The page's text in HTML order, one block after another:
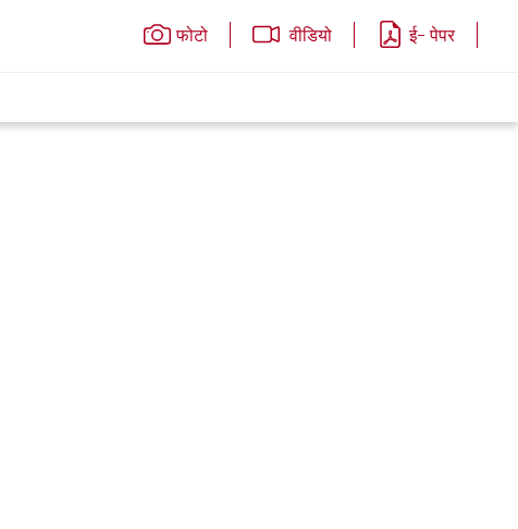
फोटो वीडियो ई- पेपर